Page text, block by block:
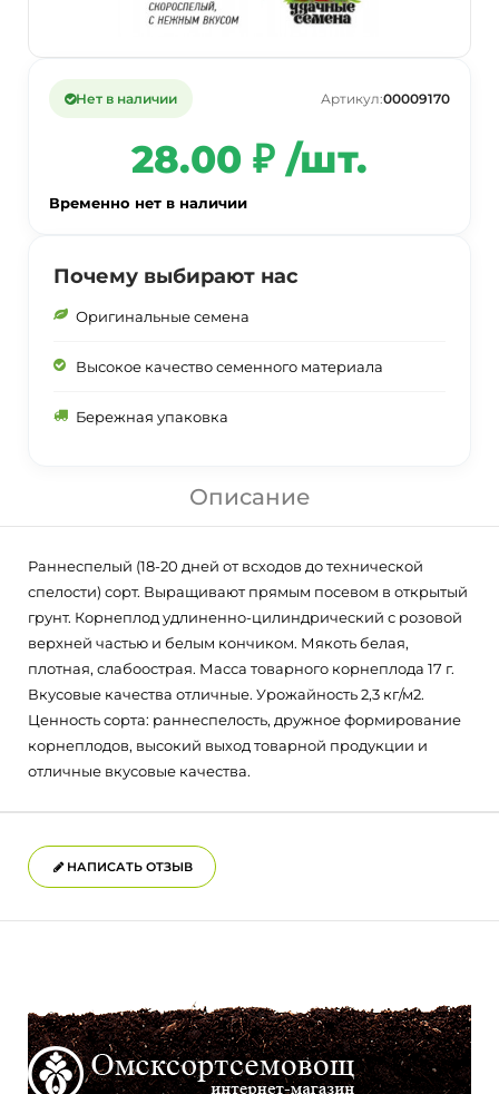
Нет в наличии Артикул:00009170
28.00 ₽ /шт.
Временно нет в наличии
Почему выбирают нас
Оригинальные семена
Высокое качество семенного материала
Бережная упаковка
Описание
Раннеспелый (18-20 дней от всходов до технической
спелости) сорт. Выращивают прямым посевом в открытый
грунт. Корнеплод удлиненно-цилиндрический с розовой
верхней частью и белым кончиком. Мякоть белая,
плотная, слабоострая. Масса товарного корнеплода 17 г.
Вкусовые качества отличные. Урожайность 2,3 кг/м2.
Ценность сорта: раннеспелость, дружное формирование
корнеплодов, высокий выход товарной продукции и
отличные вкусовые качества.
НАПИСАТЬ ОТЗЫВ